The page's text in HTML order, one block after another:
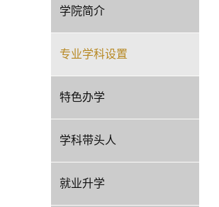
学院简介
专业学科设置
特色办学
学科带头人
就业升学